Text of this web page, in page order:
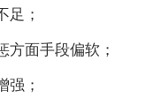
足；
方面手段偏软；
强；